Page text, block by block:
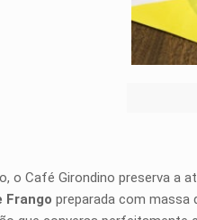
o Café Girondino preserva
Frango preparada com massa